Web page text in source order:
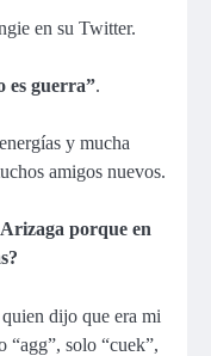
en su Twitter.
es guerra”.
y mucha
amigos nuevos.
porque en
dijo que era mi
“agg”, solo “cuek”,